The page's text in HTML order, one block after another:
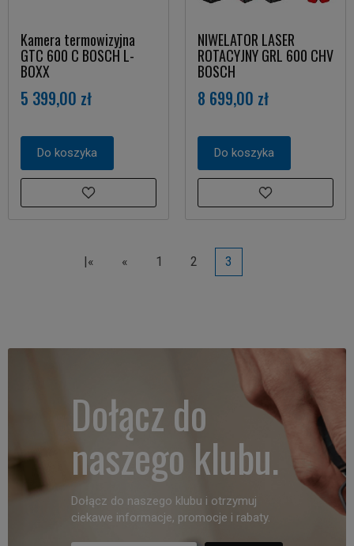
Kamera termowizyjna
GTC 600 C BOSCH L-
BOXX
5 399,00 zł
Do koszyka
NIWELATOR LASER
ROTACYJNY GRL 600 CHV
BOSCH
8 699,00 zł
Do koszyka
|« « 1 2 3
Dołącz do
naszego klubu.
Dołącz do naszego klubu i otrzymuj
ciekawe informacje, promocje i rabaty.